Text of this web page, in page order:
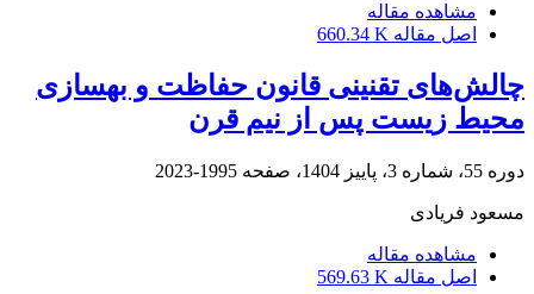
مشاهده مقاله
اصل مقاله 660.34 K
چالش‌های تقنینی قانون حفاظت و بهسازی
محیط زیست پس از نیم قرن
دوره 55، شماره 3، پاییز 1404، صفحه 1995-2023
مسعود فریادی
مشاهده مقاله
اصل مقاله 569.63 K